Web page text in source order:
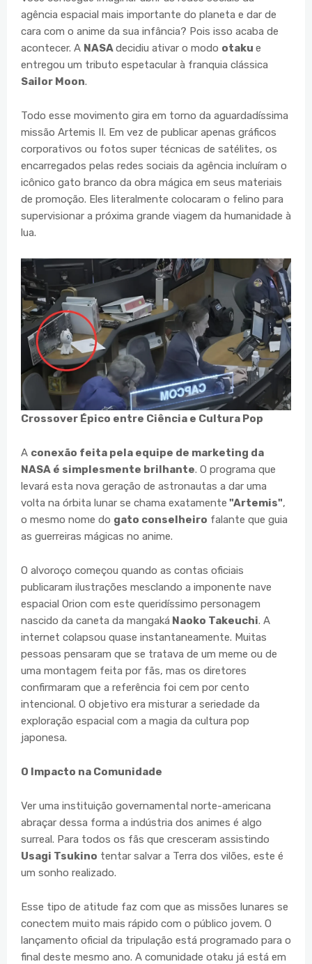
agência espacial mais importante do planeta e dar de
cara com o anime da sua infância? Pois isso acaba de
acontecer. A NASAdecidiu ativar o modo otaku e
entregou um tributo espetacular à franquia clássica
Sailor Moon.
Todo esse movimento gira em torno da aguardadíssima
missão Artemis II. Em vez de publicar apenas gráficos
corporativos ou fotos super técnicas de satélites, os
encarregados pelas redes sociais da agência incluíram o
icônico gato branco da obra mágica em seus materiais
de promoção. Eles literalmente colocaram o felino para
supervisionar a próxima grande viagem da humanidade à
lua.
Crossover Épico entre Ciência e Cultura Pop
A conexão feita pela equipe de marketing da
NASA é simplesmente brilhante. O programa que
levará esta nova geração de astronautas a dar uma
volta na órbita lunar se chama exatamente "Artemis",
o mesmo nome do gato conselheiro falante que guia
as guerreiras mágicas no anime.
O alvoroço começou quando as contas oficiais
publicaram ilustrações mesclando a imponente nave
espacial Orion com este queridíssimo personagem
nascido da caneta da mangaká Naoko Takeuchi. A
internet colapsou quase instantaneamente. Muitas
pessoas pensaram que se tratava de um meme ou de
uma montagem feita por fãs, mas os diretores
confirmaram que a referência foi cem por cento
intencional. O objetivo era misturar a seriedade da
exploração espacial com a magia da cultura pop
japonesa.
O Impacto na Comunidade
Ver uma instituição governamental norte-americana
abraçar dessa forma a indústria dos animes é algo
surreal. Para todos os fãs que cresceram assistindo
Usagi Tsukino tentar salvar a Terra dos vilões, este é
um sonho realizado.
Esse tipo de atitude faz com que as missões lunares se
conectem muito mais rápido com o público jovem. O
lançamento oficial da tripulação está programado para o
final deste mesmo ano. A comunidade otaku já está em